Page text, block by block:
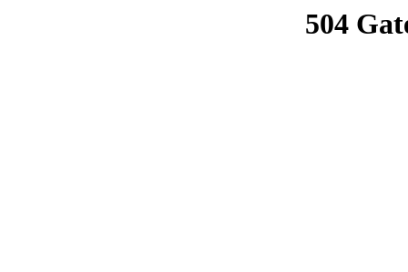
504